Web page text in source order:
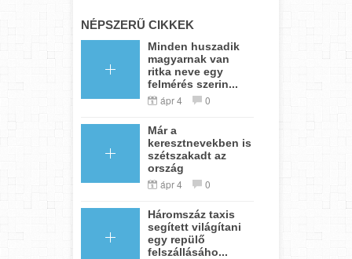
NÉPSZERŰ CIKKEK
Minden huszadik
magyarnak van
ritka neve egy
felmérés szerin...
ápr 4 0
Már a
keresztnevekben is
szétszakadt az
ország
ápr 4 0
Háromszáz taxis
segített világítani
egy repülő
felszállásáho...